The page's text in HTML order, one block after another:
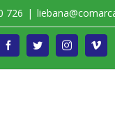
726 |
FacebookTwitterInstagram